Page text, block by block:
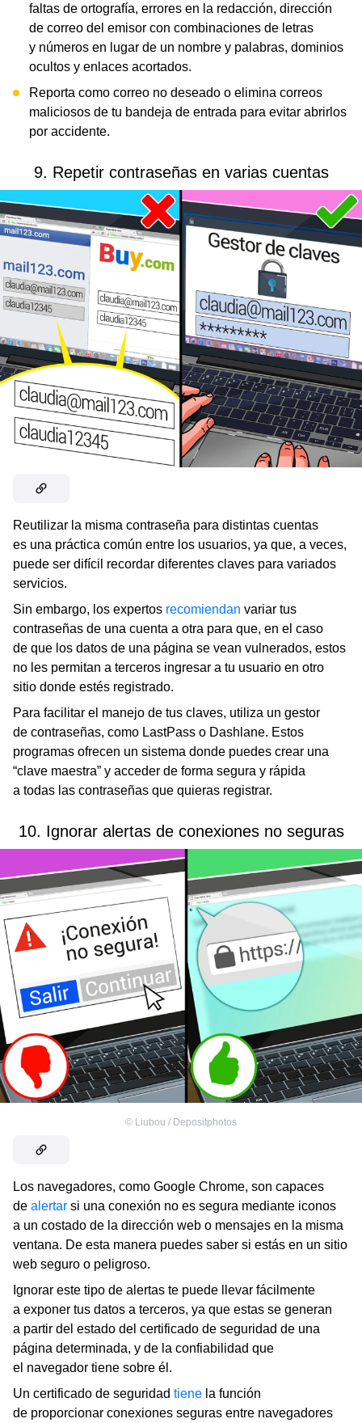
faltas de ortografía, errores en la redacción, dirección
de correo del emisor con combinaciones de letras
y números en lugar de un nombre y palabras, dominios
ocultos y enlaces acortados.
Reporta como correo no deseado o elimina correos
maliciosos de tu bandeja de entrada para evitar abrirlos
por accidente.
9. Repetir contraseñas en varias cuentas
Reutilizar la misma contraseña para distintas cuentas
es una práctica común entre los usuarios, ya que, a veces,
puede ser difícil recordar diferentes claves para variados
servicios.
Sin embargo, los expertos recomiendan variar tus
contraseñas de una cuenta a otra para que, en el caso
de que los datos de una página se vean vulnerados, estos
no les permitan a terceros ingresar a tu usuario en otro
sitio donde estés registrado.
Para facilitar el manejo de tus claves, utiliza un gestor
de contraseñas, como LastPass o Dashlane. Estos
programas ofrecen un sistema donde puedes crear una
“clave maestra” y acceder de forma segura y rápida
a todas las contraseñas que quieras registrar.
10. Ignorar alertas de conexiones no seguras
© Liubou / Depositphotos
Los navegadores, como Google Chrome, son capaces
de alertar si una conexión no es segura mediante iconos
a un costado de la dirección web o mensajes en la misma
ventana. De esta manera puedes saber si estás en un sitio
web seguro o peligroso.
Ignorar este tipo de alertas te puede llevar fácilmente
a exponer tus datos a terceros, ya que estas se generan
a partir del estado del certificado de seguridad de una
página determinada, y de la confiabilidad que
el navegador tiene sobre él.
Un certificado de seguridad tiene la función
de proporcionar conexiones seguras entre navegadores